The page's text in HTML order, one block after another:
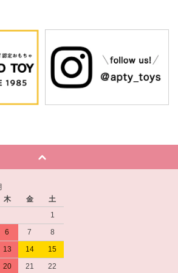
木 金
土
1
6 7
8
13 14
15
20 21
22